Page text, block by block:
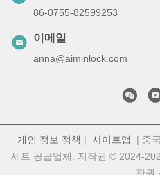
86-0755-82599253
이메일
anna@aiminlock.com
개인 정보 정책 | 사이트맵 | 중
세트 공급업체. 저작권 © 2024-